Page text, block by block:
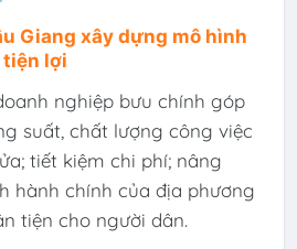
Giang xây dựng mô hình
tiện lợi
nghiệp bưu chính góp
suất, chất lượng công việc
tiết kiệm chi phí; nâng
hành chính của địa phương
tiện cho người dân.